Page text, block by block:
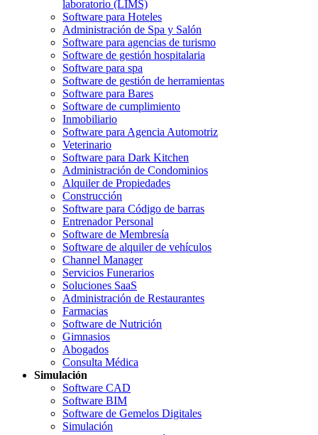
laboratorio (LIMS)
Software para Hoteles
Administración de Spa y Salón
Software para agencias de turismo
Software de gestión hospitalaria
Software para spa
Software de gestión de herramientas
Software para Bares
Software de cumplimiento
Inmobiliario
Software para Agencia Automotriz
Veterinario
Software para Dark Kitchen
Administración de Condominios
Alquiler de Propiedades
Construcción
Software para Código de barras
Entrenador Personal
Software de Membresía
Software de alquiler de vehículos
Channel Manager
Servicios Funerarios
Soluciones SaaS
Administración de Restaurantes
Farmacias
Software de Nutrición
Gimnasios
Abogados
Consulta Médica
Simulación
Software CAD
Software BIM
Software de Gemelos Digitales
Simulación